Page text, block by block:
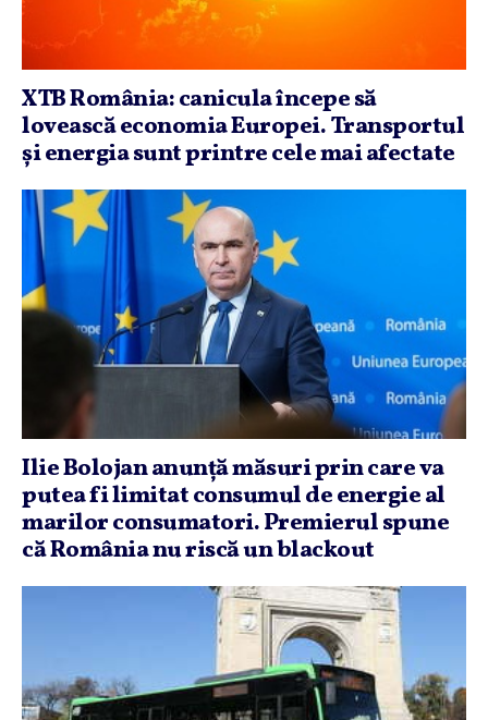
XTB România: canicula începe să
lovească economia Europei. Transportul
şi energia sunt printre cele mai afectate
Ilie Bolojan anunţă măsuri prin care va
putea fi limitat consumul de energie al
marilor consumatori. Premierul spune
că România nu riscă un blackout